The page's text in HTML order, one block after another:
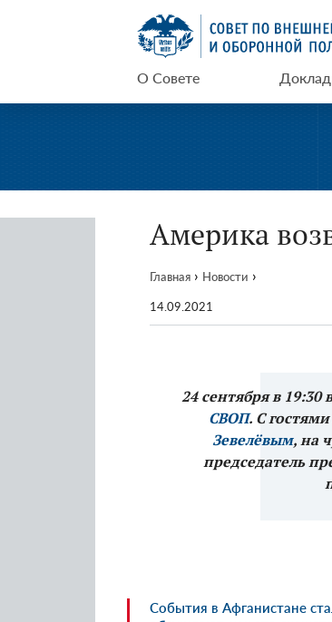
СВОП
О Совете
Америка
Главная › Новости ›
14.09.2021
24 сентября в
СВОП. С
Зевелёвым, на
председатель
События в Афганистане